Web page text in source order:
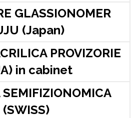
GLASSIONOMER
(Japan)
PROVIZORIE
in cabinet
SEMIFIZIONOMICA
(SWISS)